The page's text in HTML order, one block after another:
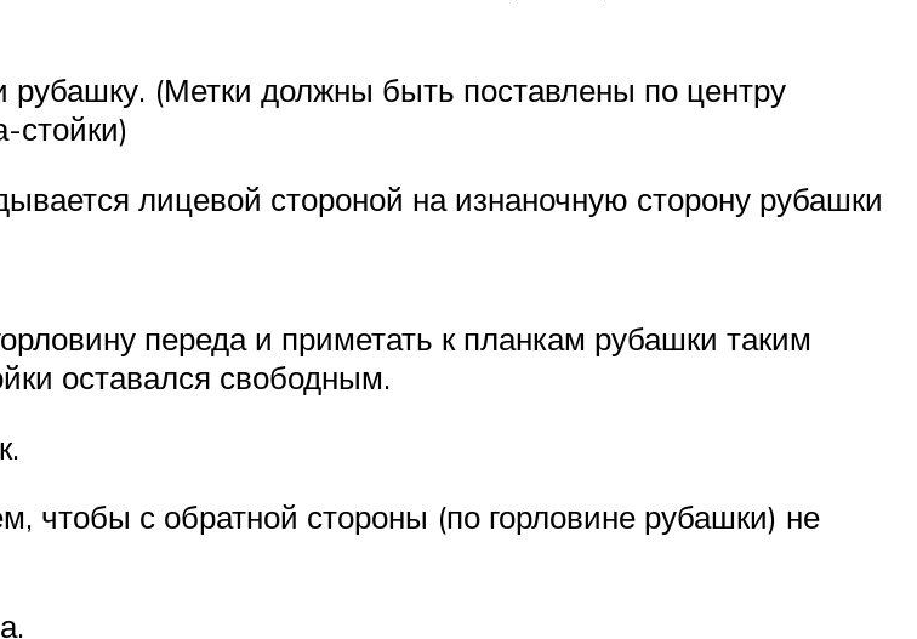
рубашку. (Метки должны быть поставлены по центру
стойки)
лицевой стороной на изнаночную сторону рубашки
переда и приметать к планкам рубашки таким
оставался свободным.
чтобы с обратной стороны (по горловине рубашки) не